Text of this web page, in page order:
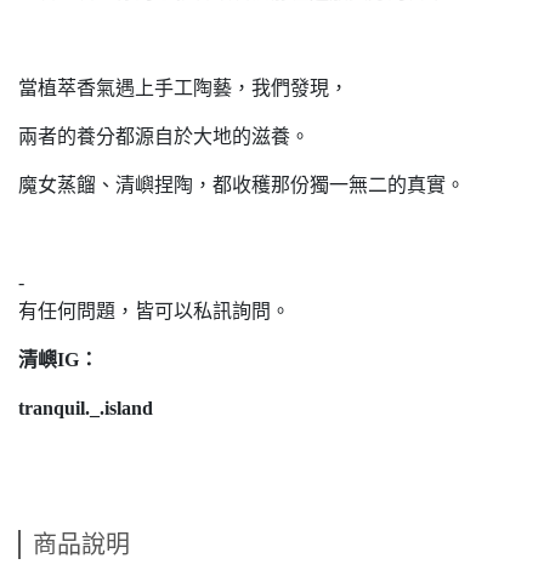
當植萃香氣遇上手工陶藝，我們發現，
兩者的養分都源自於大地的滋養。
魔女蒸餾、清嶼捏陶，都收穫那份獨一無二的真實。
-
有任何問題，皆可以私訊詢問。
清嶼IG：
tranquil._.island
商品說明